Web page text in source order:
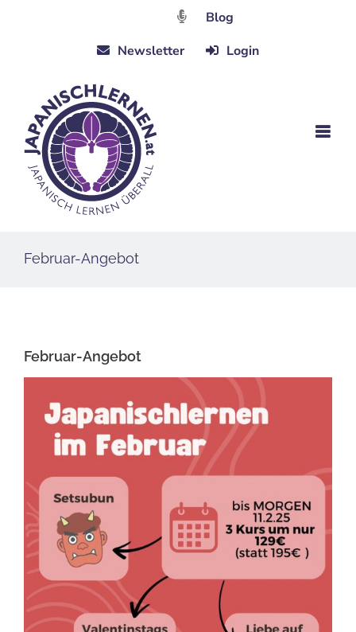
Blog
Newsletter
Login
Februar-Angebot
Februar-Angebot